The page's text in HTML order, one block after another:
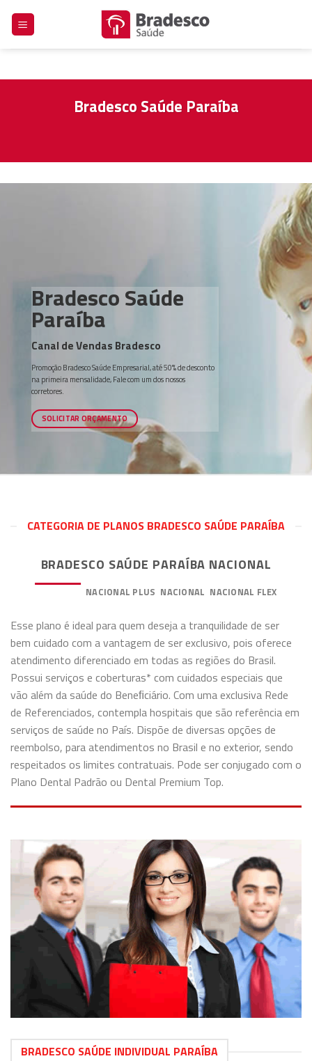
Bradesco Saúde Paraíba
Bradesco Saúde
Paraíba
Canal de Vendas Bradesco
Promoção Bradesco Saúde Empresarial, até 50% de desconto
na primeira mensalidade, Fale com um dos nossos
corretores.
SOLICITAR ORÇAMENTO
CATEGORIA DE PLANOS BRADESCO SAÚDE PARAÍBA
BRADESCO SAÚDE PARAÍBA NACIONAL
NACIONAL PLUS NACIONAL NACIONAL FLEX
Esse plano é ideal para quem deseja a tranquilidade de ser
bem cuidado com a vantagem de ser exclusivo, pois oferece
atendimento diferenciado em todas as regiões do Brasil.
Possui serviços e coberturas* com cuidados especiais que
vão além da saúde do Beneﬁciário. Com uma exclusiva Rede
de Referenciados, contempla hospitais que são referência em
serviços de saúde no País. Dispõe de diversas opções de
reembolso, para atendimentos no Brasil e no exterior, sendo
respeitados os limites contratuais. Pode ser conjugado com o
Plano Dental Padrão ou Dental Premium Top.
BRADESCO SAÚDE INDIVIDUAL PARAÍBA